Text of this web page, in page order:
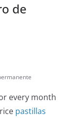
de
every month
pastillas